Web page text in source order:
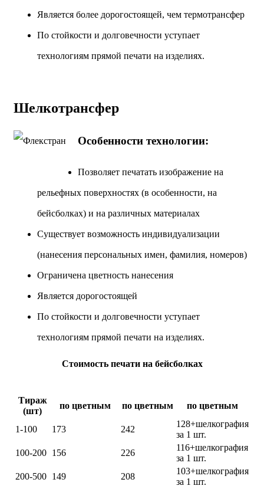
Является более дорогостоящей, чем термотрансфер
По стойкости и долговечности уступает
технологиям прямой печати на изделиях.
Шелкотрансфер
Особенности технологии:
Позволяет печатать изображение на
рельефных поверхностях (в особенности, на
бейсболках) и на различных материалах
Существует возможность индивидуализации
(нанесения персональных имен, фамилия, номеров)
Ограничена цветность нанесения
Является дорогостоящей
По стойкости и долговечности уступает
технологиям прямой печати на изделиях.
Стоимость печати на бейсболках
Тираж
(шт)
по цветным по цветным по цветным
1-100 173 242
128+шелкография
за 1 шт.
100-200 156 226
116+шелкография
за 1 шт.
200-500 149 208
103+шелкография
за 1 шт.